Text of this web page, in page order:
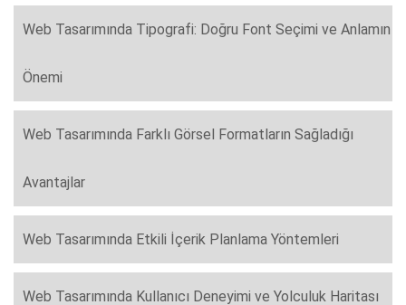
Web Tasarımında Tipografi: Doğru Font Seçimi ve Anlamın
Önemi
Web Tasarımında Farklı Görsel Formatların Sağladığı
Avantajlar
Web Tasarımında Etkili İçerik Planlama Yöntemleri
Web Tasarımında Kullanıcı Deneyimi ve Yolculuk Haritası